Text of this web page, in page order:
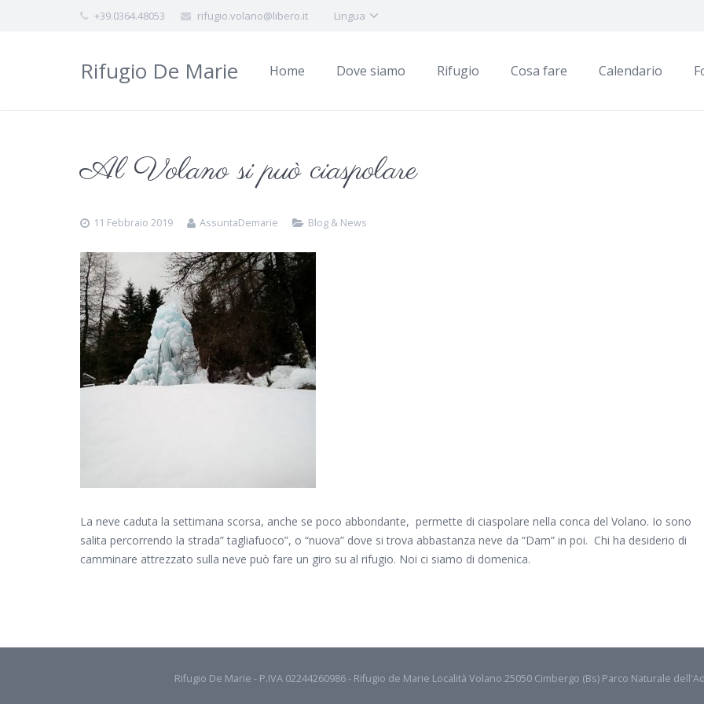
+39.0364.48053 rifugio.volano@libero.it Lingua
Rifugio De Marie Home Dove siamo Rifugio Cosa fare Calendario
Al Volano si può ciaspolare
11 Febbraio 2019 AssuntaDemarie Blog & News
La neve caduta la settimana scorsa, anche se poco abbondante, permette di ciaspolare nella conca del Volano. Io sono
salita percorrendo la strada” tagliafuoco”, o “nuova” dove si trova abbastanza neve da “Dam” in poi. Chi ha desiderio di
camminare attrezzato sulla neve può fare un giro su al rifugio. Noi ci siamo di domenica.
Rifugio De Marie - P.IVA 02244260986 - Rifugio de Marie Località Volano 25050 Cimbergo (Bs) Parco Naturale